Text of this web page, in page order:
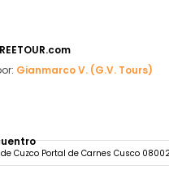
Gianmarco V. (G.V. Tours)
Cuzco Portal de Carnes Cusco